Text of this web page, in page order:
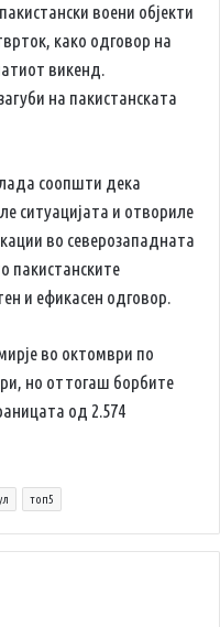
воени објекти
како одговор на
викенд.
на пакистанската
соопшти дека
ситуацијата и отвориле
во северозападната
пакистанските
и ефикасен одговор.
во октомври по
но оттогаш борбите
од 2.574
топ5